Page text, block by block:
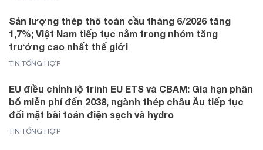
Sản lượng thép thô toàn cầu tháng 6/2026 tăng
1,7%; Việt Nam tiếp tục nằm trong nhóm tăng
trưởng cao nhất thế giới
TIN TỔNG HỢP
EU điều chỉnh lộ trình EU ETS và CBAM: Gia hạn phân
bổ miễn phí đến 2038, ngành thép châu Âu tiếp tục
đối mặt bài toán điện sạch và hydro
TIN TỔNG HỢP